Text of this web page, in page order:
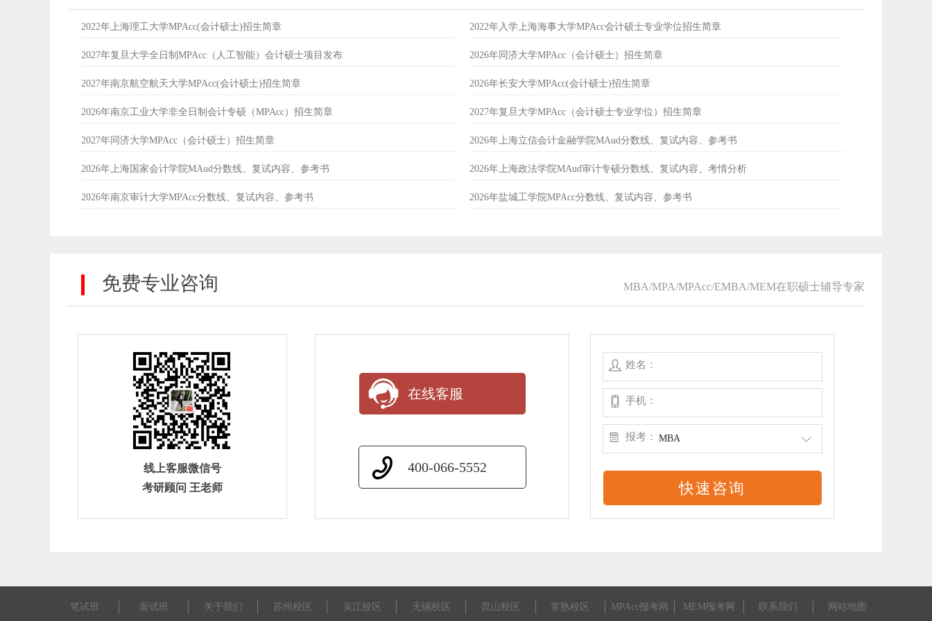
2022年上海理工大学MPAcc(会计硕士)招生简章 2022年入学上海海事大学MPAcc会计硕士专业学位招生简章
2027年复旦大学全日制MPAcc（人工智能）会计硕士项目发布 2026年同济大学MPAcc（会计硕士）招生简章
2027年南京航空航天大学MPAcc(会计硕士)招生简章 2026年长安大学MPAcc(会计硕士)招生简章
2026年南京工业大学非全日制会计专硕（MPAcc）招生简章 2027年复旦大学MPAcc（会计硕士专业学位）招生简章
2027年同济大学MPAcc（会计硕士）招生简章 2026年上海立信会计金融学院MAud分数线、复试内容、参考书
2026年上海国家会计学院MAud分数线、复试内容、参考书 2026年上海政法学院MAud审计专硕分数线、复试内容、考情分析
2026年南京审计大学MPAcc分数线、复试内容、参考书 2026年盐城工学院MPAcc分数线、复试内容、参考书
免费专业咨询 MBA/MPA/MPAcc/EMBA/MEM在职硕士辅导专家
线上客服微信号
考研顾问 王老师
在线客服
400-066-5552
姓名：
手机：
报考： MBA
笔试班 面试班 关于我们 苏州校区 吴江校区 无锡校区 昆山校区 常熟校区 MPAcc报考网 MEM报考网 联系我们 网站地图